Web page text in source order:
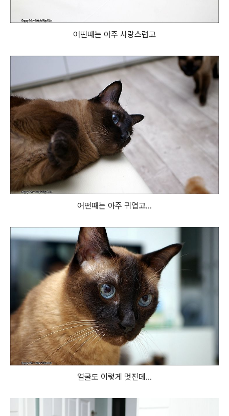
어떤때는 아주 사랑스럽고
어떤때는 아주 귀엽고...
얼굴도 이렇게 멋진데...